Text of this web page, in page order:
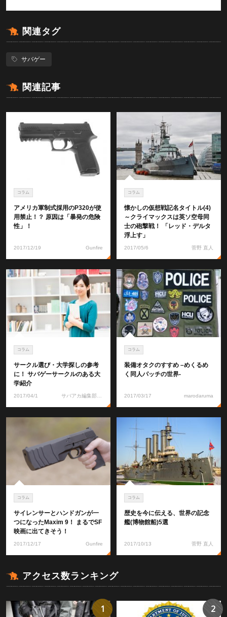
関連タグ
サバゲー
関連記事
コラム
アメリカ軍制式採用のP320が使
用禁止！？ 原因は「暴発の危険
性」！
2017/12/19 Gunfire
コラム
懐かしの仮想戦記名タイトル(4)
～クライマックスは英ソ空母同
士の砲撃戦！ 「レッド・デルタ
浮上す」
2017/05/6 菅野 直人
コラム
サークル選び・大学探しの参考
に！ サバゲーサークルのある大
学紹介
2017/04/1 サバアカ編集部 れいな
コラム
装備オタクのすすめ –めくるめ
く同人パッチの世界-
2017/03/17 marodaruma
コラム
サイレンサーとハンドガンが一
つになったMaxim 9！ まるでSF
映画に出てきそう！
2017/12/17 Gunfire
コラム
歴史を今に伝える、世界の記念
艦(博物館船)5選
2017/10/13 菅野 直人
アクセス数ランキング
1 2